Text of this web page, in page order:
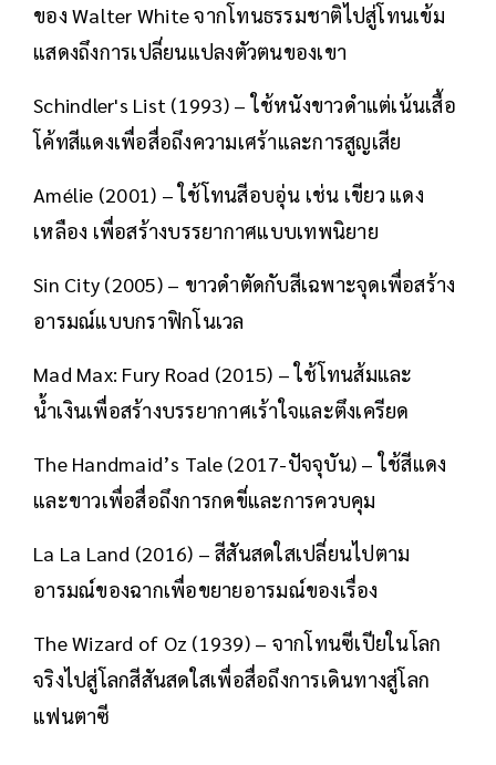
ของ Walter White จากโทนธรรมชาติไปสู่โทนเข้ม
แสดงถึงการเปลี่ยนแปลงตัวตนของเขา
Schindler's List (1993) – ใช้หนังขาวดำแต่เน้นเสื้อ
โค้ทสีแดงเพื่อสื่อถึงความเศร้าและการสูญเสีย
Amélie (2001) – ใช้โทนสีอบอุ่น เช่น เขียว แดง
เหลือง เพื่อสร้างบรรยากาศแบบเทพนิยาย
Sin City (2005) – ขาวดำตัดกับสีเฉพาะจุดเพื่อสร้าง
อารมณ์แบบกราฟิกโนเวล
Mad Max: Fury Road (2015) – ใช้โทนส้มและ
น้ำเงินเพื่อสร้างบรรยากาศเร้าใจและตึงเครียด
The Handmaid’s Tale (2017-ปัจจุบัน) – ใช้สีแดง
และขาวเพื่อสื่อถึงการกดขี่และการควบคุม
La La Land (2016) – สีสันสดใสเปลี่ยนไปตาม
อารมณ์ของฉากเพื่อขยายอารมณ์ของเรื่อง
The Wizard of Oz (1939) – จากโทนซีเปียในโลก
จริงไปสู่โลกสีสันสดใสเพื่อสื่อถึงการเดินทางสู่โลก
แฟนตาซี